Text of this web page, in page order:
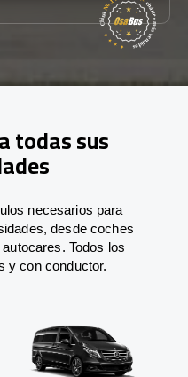
todas sus
necesarios para
desde coches
Todos los
y con conductor.